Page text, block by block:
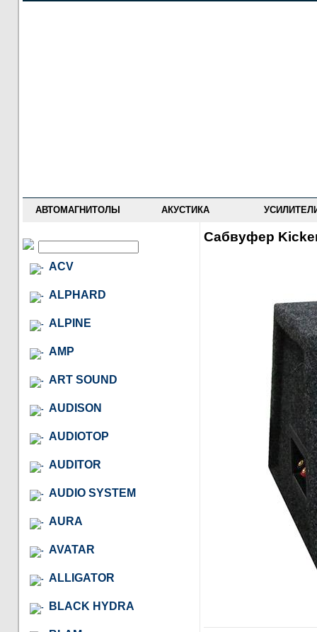
АВТОМАГНИТОЛЫ АКУСТИКА
ACV
ALPHARD
ALPINE
AMP
ART SOUND
AUDISON
AUDIOTOP
AUDITOR
AUDIO SYSTEM
AURA
AVATAR
ALLIGATOR
BLACK HYDRA
Сабвуфер